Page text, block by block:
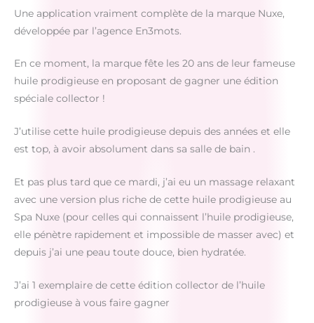
Une application vraiment complète de la marque Nuxe,
développée par l’agence En3mots.
En ce moment, la marque fête les 20 ans de leur fameuse
huile prodigieuse en proposant de gagner une édition
spéciale collector !
J’utilise cette huile prodigieuse depuis des années et elle
est top, à avoir absolument dans sa salle de bain .
Et pas plus tard que ce mardi, j’ai eu un massage relaxant
avec une version plus riche de cette huile prodigieuse au
Spa Nuxe (pour celles qui connaissent l’huile prodigieuse,
elle pénètre rapidement et impossible de masser avec) et
depuis j’ai une peau toute douce, bien hydratée.
J’ai 1 exemplaire de cette édition collector de l’huile
prodigieuse à vous faire gagner